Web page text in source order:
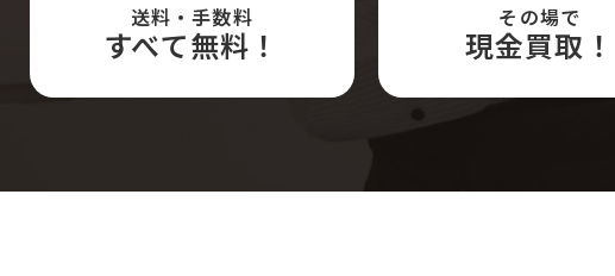
送料・手数料
すべて無料！
その場で
現金買取！